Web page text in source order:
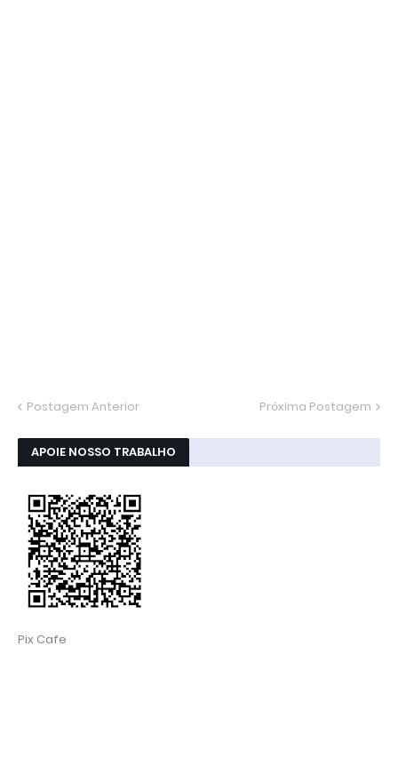
Postagem Anterior Próxima Postagem
APOIE NOSSO TRABALHO
Pix Cafe